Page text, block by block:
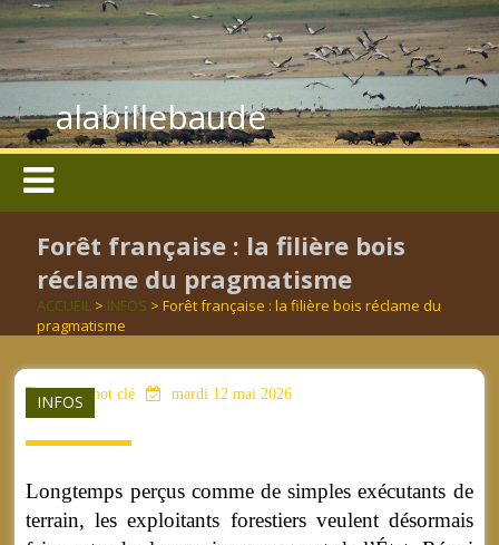
alabillebaude
Forêt française : la filière bois
réclame du pragmatisme
ACCUEIL > INFOS > Forêt française : la filière bois réclame du
pragmatisme
INFOS
aucun mot clé mardi 12 mai 2026
Longtemps perçus comme de simples exécutants de
terrain, les exploitants forestiers veulent désormais